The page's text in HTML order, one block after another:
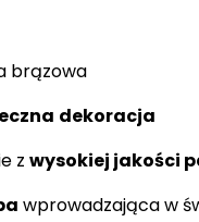
brązowa
dekoracja
z wysokiej jakości
wprowadzająca w